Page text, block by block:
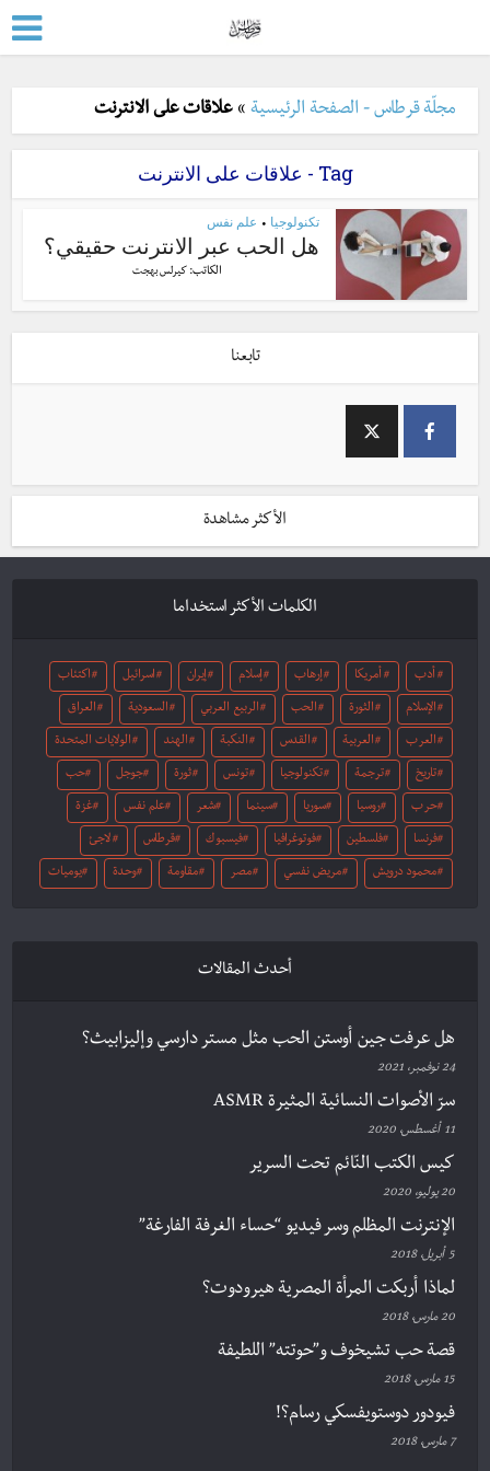
مجلّة قرطاس - الصفحة الرئيسية »علاقات على الانترنت
Tag - علاقات على الانترنت
تكنولوجيا • علم نفس
هل الحب عبر الانترنت حقيقي؟
الكاتب:كيرلس بهجت
تابعنا
الأكثر مشاهدة
الكلمات الأكثر استخداما
أدب أمريكا إرهاب إسلام إيران اسرائيل اكتئاب
الإسلام الثورة الحب الربيع العربي السعودية العراق
العرب العربية القدس النكبة الهند الولايات المتحدة
تاريخ ترجمة تكنولوجيا تونس ثورة جوجل حب
حرب روسيا سوريا سينما شعر علم نفس غزة
فرنسا فلسطين فوتوغرافيا فيسبوك قرطاس لاجئ
محمود درويش مريض نفسي مصر مقاومة وحدة يوميات
أحدث المقالات
هل عرفت جين أوستن الحب مثل مستر دارسي وإليزابيث؟
24 نوفمبر، 2021
سرّ الأصوات النسائية المثيرة ASMR
11 أغسطس، 2020
كيس الكتب النّائم تحت السرير
20 يوليو، 2020
الإنترنت المظلم وسر فيديو “حساء الغرفة الفارغة”
5 أبريل، 2018
لماذا أربكت المرأة المصرية هيرودوت؟
20 مارس، 2018
قصة حب تشيخوف و”حوتته” اللطيفة
15 مارس، 2018
فيودور دوستويفسكي رسام؟!
7 مارس، 2018